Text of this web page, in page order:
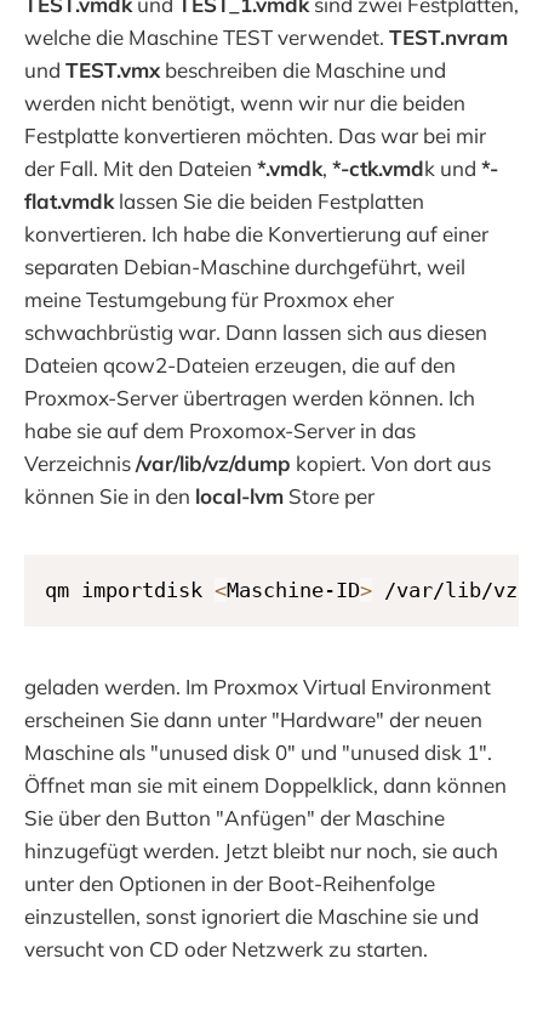
welche die Maschine TEST verwendet. TEST.nvram
und TEST.vmx beschreiben die Maschine und
werden nicht benötigt, wenn wir nur die beiden
Festplatte konvertieren möchten. Das war bei mir
der Fall. Mit den Dateien *.vmdk, *-ctk.vmdk und *-
flat.vmdk lassen Sie die beiden Festplatten
konvertieren. Ich habe die Konvertierung auf einer
separaten Debian-Maschine durchgeführt, weil
meine Testumgebung für Proxmox eher
schwachbrüstig war. Dann lassen sich aus diesen
Dateien qcow2-Dateien erzeugen, die auf den
Proxmox-Server übertragen werden können. Ich
habe sie auf dem Proxomox-Server in das
Verzeichnis/var/lib/vz/dump kopiert. Von dort aus
können Sie in den local-lvm Store per
qm importdisk <Maschine-ID> /var/lib/vz/
geladen werden. Im Proxmox Virtual Environment
erscheinen Sie dann unter "Hardware" der neuen
Maschine als "unused disk 0" und "unused disk 1".
Öffnet man sie mit einem Doppelklick, dann können
Sie über den Button "Anfügen" der Maschine
hinzugefügt werden. Jetzt bleibt nur noch, sie auch
unter den Optionen in der Boot-Reihenfolge
einzustellen, sonst ignoriert die Maschine sie und
versucht von CD oder Netzwerk zu starten.